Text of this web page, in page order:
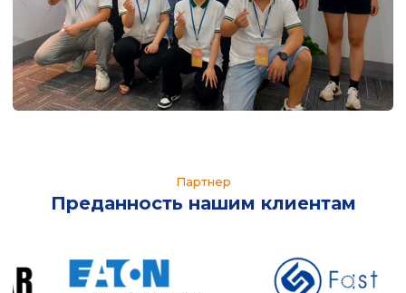
Партнер
Преданность нашим клиентам